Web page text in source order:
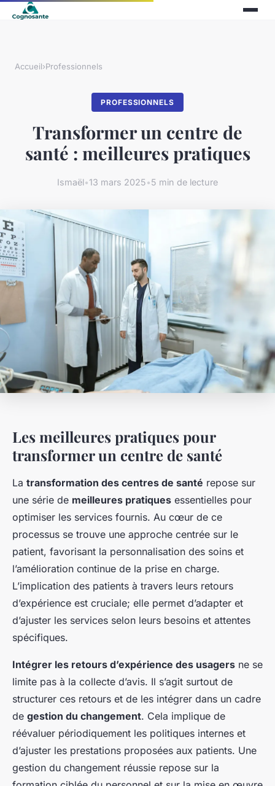
Accueil›Professionnels
PROFESSIONNELS
Transformer un centre de
santé : meilleures pratiques
Ismaël•13 mars 2025•5 min de lecture
Les meilleures pratiques pour
transformer un centre de santé
La transformation des centres de santé repose sur
une série de meilleures pratiques essentielles pour
optimiser les services fournis. Au cœur de ce
processus se trouve une approche centrée sur le
patient, favorisant la personnalisation des soins et
l’amélioration continue de la prise en charge.
L’implication des patients à travers leurs retours
d’expérience est cruciale; elle permet d’adapter et
d’ajuster les services selon leurs besoins et attentes
spécifiques.
Intégrer les retours d’expérience des usagers ne se
limite pas à la collecte d’avis. Il s’agit surtout de
structurer ces retours et de les intégrer dans un cadre
de gestion du changement. Cela implique de
réévaluer périodiquement les politiques internes et
d’ajuster les prestations proposées aux patients. Une
gestion du changement réussie repose sur la